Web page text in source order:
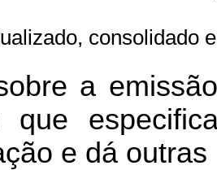
consolidado
a
que
e dá